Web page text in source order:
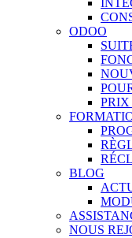
ODOO
PRIX
BLOG
NOUS